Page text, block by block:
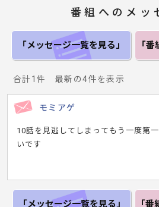
番組へのメッ
「メッセージ一覧を見る」 「
合計1件 最新の4件を表示
モミアゲ
10話を見逃してしまってもう一度第
いです
「メッセージ一覧を見る」 「